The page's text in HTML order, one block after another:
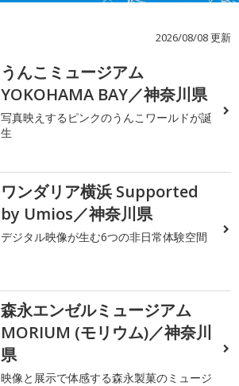
2026/08/08 更新
うんこミュージアム
YOKOHAMA BAY／神奈川県
写真映えするピンクのうんこワールドが誕
生
ワンダリア横浜 Supported
by Umios／神奈川県
デジタル映像が生む6つの非日常体験空間
森永エンゼルミュージアム
MORIUM (モリウム)／神奈川
県
映像と展示で体感する森永製菓のミュージ